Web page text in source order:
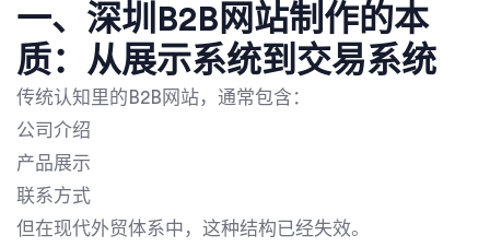
一、 深圳B2B网站制作的本
质：从展示系统到交易系统
传统认知里的B2B网站，通常包含：
公司介绍
产品展示
联系方式
但在现代外贸体系中，这种结构已经失效。